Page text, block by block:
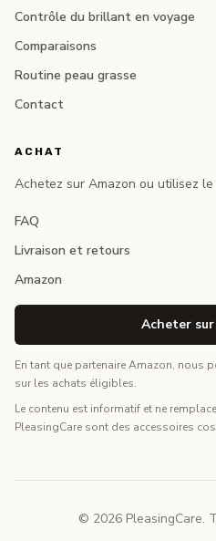
Contrôle du brillant en voyage
Comparaisons
Routine peau grasse
Contact
ACHAT
Achetez sur Amazon ou utilisez
FAQ
Livraison et retours
Amazon
Acheter
En tant que partenaire Amazon, nous
sur les achats éligibles.
Le contenu est informatif et ne
PleasingCare sont des accessoires
© 2026 PleasingCare.